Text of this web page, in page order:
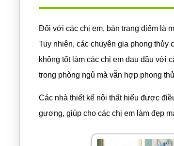
Đối với các chị em, bàn trang điểm là
Tuy nhiên, các chuyên gia phong thủy
không tốt làm các chị em đau đầu với
trong phòng ngủ mà vẫn hợp phong
Các nhà thiết kế nội thất hiểu được
gương, giúp cho các chị em làm đẹp